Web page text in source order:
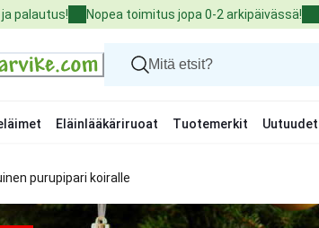
palautus! Nopea toimitus jopa 0-2 arkipäivässä!
Eläinlääkäriruoat Tuotemerkit Uutuudet
purupipari koiralle